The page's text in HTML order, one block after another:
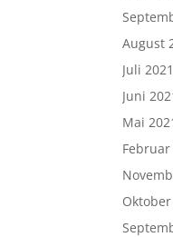
August
Juli 2021
Juni
Mai
Februar